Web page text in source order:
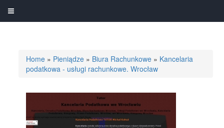
Home » Pieniądze » Biura Rachunkowe » Kancelaria
podatkowa - usługi rachunkowe. Wrocław